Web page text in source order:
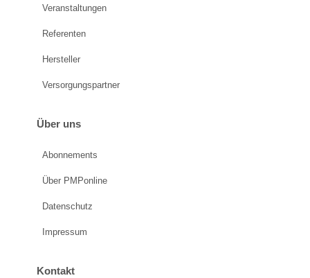
Veranstaltungen
Referenten
Hersteller
Versorgungspartner
Über uns
Abonnements
Über PMPonline
Datenschutz
Impressum
Kontakt